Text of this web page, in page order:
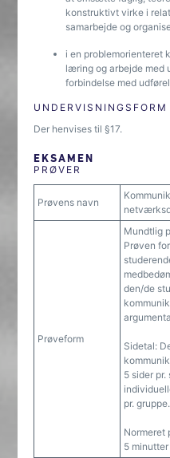
konstruktivt virke i
samarbejde og
i en problemorienteret
læring og arbejde med
forbindelse med
UNDERVISNINGSFORM
Der henvises til §17.
EKSAMEN
PRØVER
Prøvens navn
Prøveform
Mundtlig
Prøven
den/de
Sidetal:
5 sider
pr. gruppe.
Normeret
5